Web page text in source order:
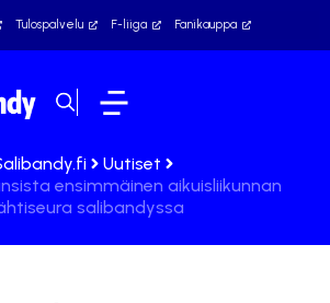
Tulospalvelu F-liiga Fanikauppa
Uutiset
ensimmäinen aikuisliikunnan
salibandyssa